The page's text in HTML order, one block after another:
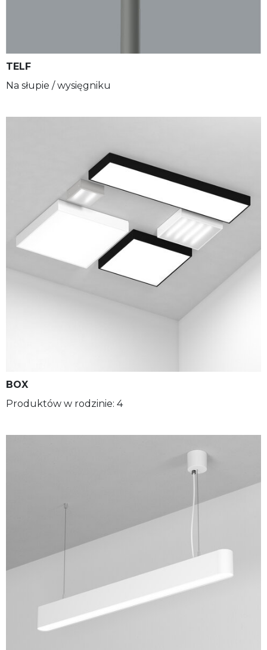
TELF
Na słupie / wysięgniku
BOX
Produktów w rodzinie: 4